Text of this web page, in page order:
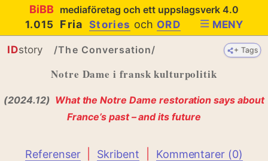
BiBB mediaföretag och ett uppslagsverk 4.0
1.015
FriaStories och ORD MENY
+ Tags
IDstory /The Conversation/
Notre Dame i fransk kulturpolitik
(2024.12) What the Notre Dame restoration says about
France’s past – and its future
Referenser Skribent Kommentarer (0)
+ Tags